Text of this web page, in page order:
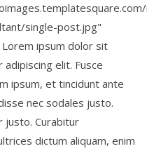
single-post.jpg"
ipsum dolor sit
elit. Fusce
ipsum, et tincidunt ante
nec sodales justo.
justo. Curabitur
dictum aliquam, enim